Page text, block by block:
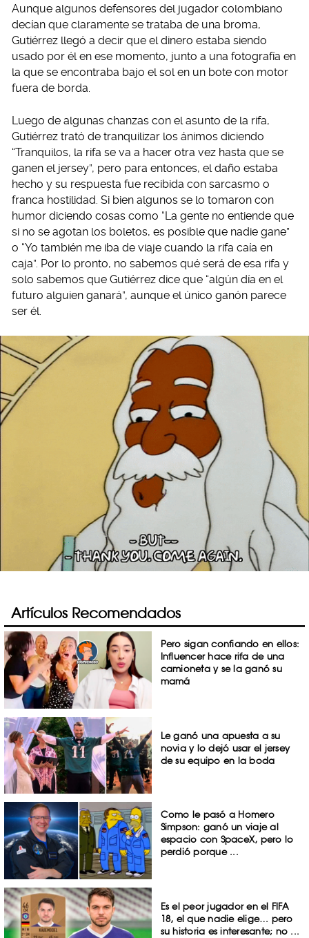
Aunque algunos defensores del jugador colombiano
decían que claramente se trataba de una broma,
Gutiérrez llegó a decir que el dinero estaba siendo
usado por él en ese momento, junto a una fotografía en
la que se encontraba bajo el sol en un bote con motor
fuera de borda.
Luego de algunas chanzas con el asunto de la rifa,
Gutiérrez trató de tranquilizar los ánimos diciendo
“Tranquilos, la rifa se va a hacer otra vez hasta que se
ganen el jersey”, pero para entonces, el daño estaba
hecho y su respuesta fue recibida con sarcasmo o
franca hostilidad. Si bien algunos se lo tomaron con
humor diciendo cosas como “La gente no entiende que
si no se agotan los boletos, es posible que nadie gane”
o “Yo también me iba de viaje cuando la rifa caía en
caja”. Por lo pronto, no sabemos qué será de esa rifa y
solo sabemos que Gutiérrez dice que “algún día en el
futuro alguien ganará”, aunque el único ganón parece
ser él.
Artículos Recomendados
Pero sigan confiando en ellos:
Influencer hace rifa de una
camioneta y se la ganó su
mamá
Le ganó una apuesta a su
novia y lo dejó usar el jersey
de su equipo en la boda
Como le pasó a Homero
Simpson: ganó un viaje al
espacio con SpaceX, pero lo
perdió porque ...
Es el peor jugador en el FIFA
18, el que nadie elige… pero
su historia es interesante; no ...